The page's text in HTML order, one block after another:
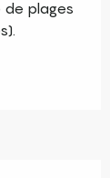
de plages